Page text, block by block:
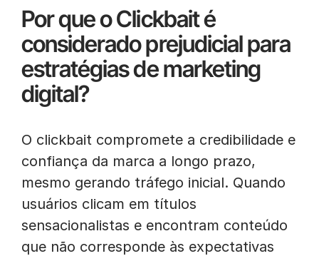
Por que o Clickbait é
considerado prejudicial para
estratégias de marketing
digital?
O clickbait compromete a credibilidade e
confiança da marca a longo prazo,
mesmo gerando tráfego inicial. Quando
usuários clicam em títulos
sensacionalistas e encontram conteúdo
que não corresponde às expectativas